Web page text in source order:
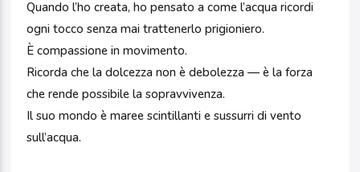
Quando l’ho creata, ho pensato a come l’acqua ricordi
ogni tocco senza mai trattenerlo prigioniero.
È compassione in movimento.
Ricorda che la dolcezza non è debolezza — è la forza
che rende possibile la sopravvivenza.
Il suo mondo è maree scintillanti e sussurri di vento
sull’acqua.